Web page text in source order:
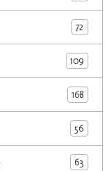
72
109
168
56
63